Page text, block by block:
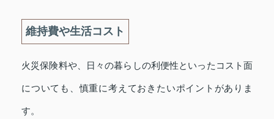
維持費や生活コスト
火災保険料や、日々の暮らしの利便性といったコスト面
についても、慎重に考えておきたいポイントがありま
す。